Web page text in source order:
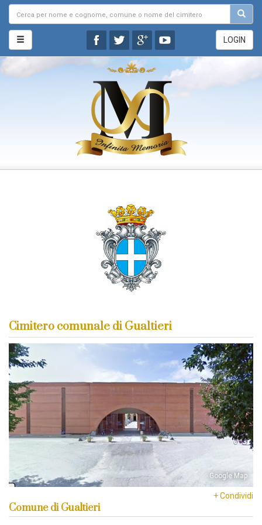
LOGIN
Cimitero comunale di Gualtieri
Google Map
+ Condividi
Comune di Gualtieri